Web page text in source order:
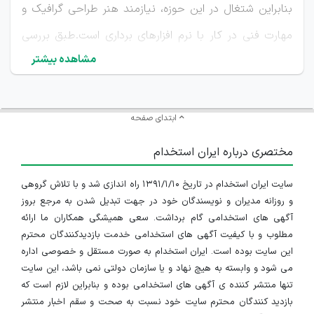
بنابراین شتغال در این حوزه، نیازمند هنر طراحی گرافیک و
مهارت فنی در کار با نرم‌ افزارهای برداری است.طبق بررسی
مجموع آگهی‌های استخدام کورل کار، بخش عمده‌ای از این
کارگاه‌های تولید بسته‌بندی، شرکت‌های فعال در صنعت
شده است. با توجه به کثرت این مجموعه‌ها در شهرهای
صنعتی، بیشترین جذب نیرو در کلان‌ شهرهایی مانند تهران،
اصفهان و تبریز انجام می‌شود. بر اساس داده‌های تحلیل
شده وظایف کورل کار، طیف گسترده‌ای از طراحی و ویرایش
لوگو، بروشور، کارت ویزیت، بنر تبلیغاتی و بسته‌بندی، تا
آماده‌سازی فایل‌های چاپی با فرمت‌ها و استانداردهای
مشاهده بیشتر
ابتدای صفحه
مختصری درباره ایران استخدام
سایت ایران استخدام در تاریخ ۱۳۹۱/۱/۱۰ راه اندازی شد و با تلاش گروهی
و روزانه مدیران و نویسندگان خود در جهت تبدیل شدن به مرجع بروز
آگهی های استخدامی گام برداشت. سعی همیشگی همکاران ما ارائه
مطلوب و با کیفیت آگهی های استخدامی خدمت بازدیدکنندگان محترم
این سایت بوده است. ایران استخدام به صورت مستقل و خصوصی اداره
می شود و وابسته به هیچ نهاد و یا سازمان دولتی نمی باشد، این سایت
تنها منتشر کننده ی آگهی های استخدامی بوده و بنابراین لازم است که
بازدید کنندگان محترم سایت خود نسبت به صحت و سقم اخبار منتشر